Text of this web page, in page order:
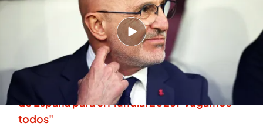
Celia Pérez
25 MAY 2026 - 12:55h.
El seleccionados contará con más refuerzos
antes de la cita mundialista
El rey Felipe VI aparece por sorpresa en la lista
de España para el Mundial 2026: "Jugamos
todos"